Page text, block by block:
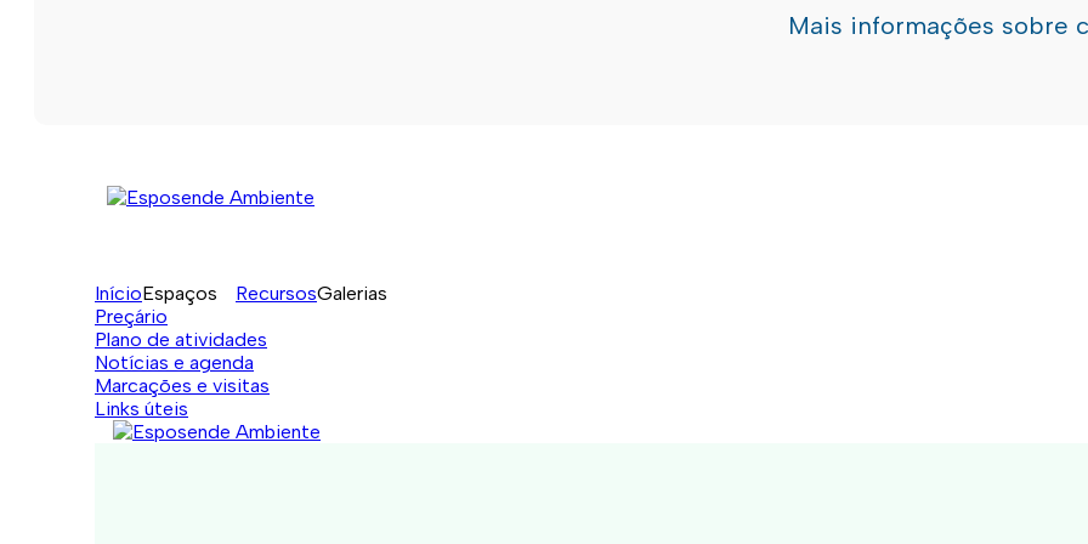
Mais informações sobre
InícioEspaços RecursosGalerias
Preçário
Plano de atividades
Notícias e agenda
Marcações e visitas
Links úteis